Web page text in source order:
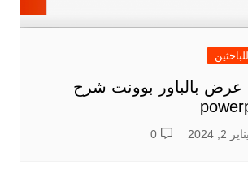
بالباور بوونت شرح
يناير 2, 2024 0